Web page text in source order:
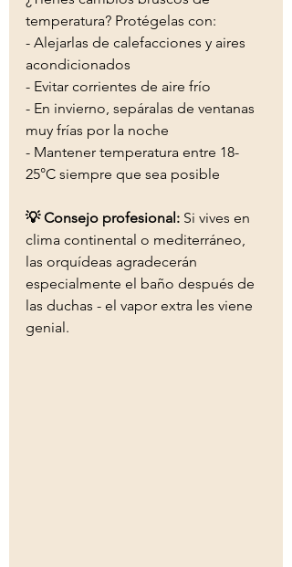
temperatura? Protégelas con:
- Alejarlas de calefacciones y aires
acondicionados
- Evitar corrientes de aire frío
- En invierno, sepáralas de ventanas
muy frías por la noche
- Mantener temperatura entre 18-
25°C siempre que sea posible
💡 Consejo profesional: Si vives en
clima continental o mediterráneo,
las orquídeas agradecerán
especialmente el baño después de
las duchas - el vapor extra les viene
genial.